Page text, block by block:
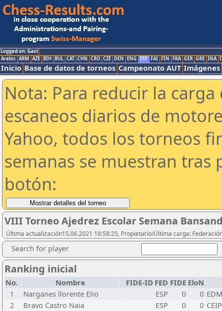
Logged on: Gast
Arabic ARM AZE BIH BUL CAT CHN CRO CZE DEN ENG ESP FAI FIN FRA GER GRE INA
Inicio Base de datos de torneos Campeonato AUT Imágenes
Nota: Para reducir la
escaneos diarios de
Yahoo, todos los torneos
semanas se muestran tras
botón:
VIII Torneo Ajedrez Escolar Semana
Última actualización15.06.2021 18:58:25, Propietario/Última carga:
Search for player
Ranking inicial
No. Nombre FIDE-ID FED FIDE EloN
1
Narganes llorente Elio ESP 0 0
2
Bravo Castro Naia ESP 0 0